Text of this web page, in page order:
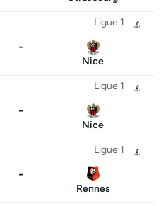
Ligue 1
-
Nice
Ligue 1
-
Nice
Ligue 1
-
Rennes